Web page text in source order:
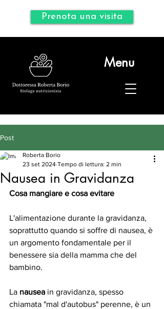
Menu
Prenota una visita
Post
Nausea in Gravidanza
Roberta Borio
23 set 2024 Tempo di lettura: 2 min
Cosa mangiare e cosa evitare
L'alimentazione durante la gravidanza,
soprattutto quando si soffre di nausea, è
un argomento fondamentale per il
benessere sia della mamma che del
bambino.
La nausea in gravidanza, spesso
chiamata "mal d'autobus" perenne, è un